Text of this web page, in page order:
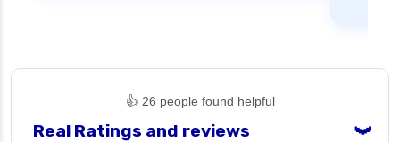
👍 26 people found helpful
Real Ratings and reviews ❯